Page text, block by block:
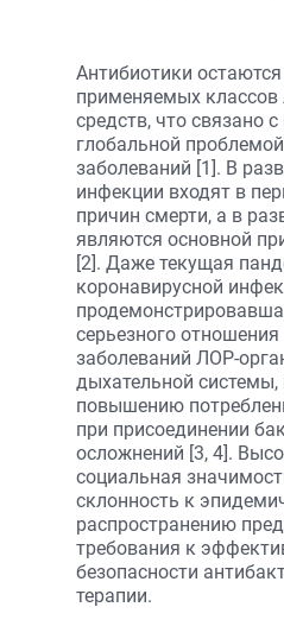
Антибиотики
применяемых классов
средств, что связано
глобальной
заболеваний [1]. В
инфекции входят в
причин смерти, а в
являются основной
[2]. Даже текущая
коронавирусной
серьезного
заболеваний ЛОР-
дыхательной системы,
повышению
при присоединении
осложнений [3, 4].
социальная
склонность к
распространению
требования к
безопасности
терапии.